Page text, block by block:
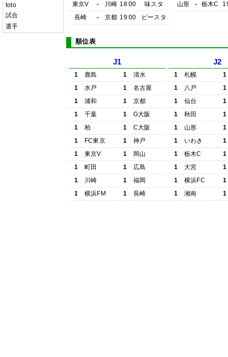
toto
試合
選手
東京V
- 川崎 18:00
味スタ
長崎
- 京都 19:00 ピースタ
山形
- 栃木C
順位表
J1
1 鹿島 1
清水
1
水戸 1
名古屋
1
浦和 1
京都
1
千葉 1
G大阪
1
柏 1
C大阪
1
FC東京 1
神戸
1
東京V 1
岡山
1
町田 1
広島
1
川崎 1
福岡
1
横浜FM 1 長崎
J2
1 札幌
1
1
八戸
1
1
仙台
1
1
秋田
1
1
山形
1
1
いわき
1
1
栃木C
1
1
大宮
1
1
横浜FC
1
1
湘南 1